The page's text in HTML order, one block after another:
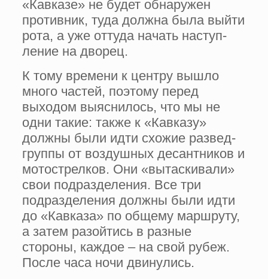
«Кавказе» не будет обна­ружен
противник, туда должна была выйти
рота, а уже оттуда начать наступ­
ление на дворец.
К тому времени к центру вышло
много частей, поэтому перед
выходом выяснилось, что мы не
одни такие: также к «Кавказу»
должны были идти схожие развед­
группы от воздушных десантников и
мотострелков. Они «вытаскивали»
свои подразде­ления. Все три
подразделения должны были идти
до «Кавказа» по общему маршруту,
а затем разойтись в разные
стороны, каждое – на свой рубеж.
После часа ночи двинулись.